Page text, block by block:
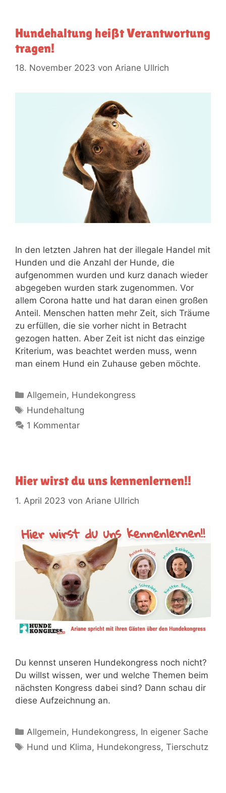
Hundehaltung heißt Verantwortung
tragen!
18. November 2023 von Ariane Ullrich
In den letzten Jahren hat der illegale Handel mit
Hunden und die Anzahl der Hunde, die
aufgenommen wurden und kurz danach wieder
abgegeben wurden stark zugenommen. Vor
allem Corona hatte und hat daran einen großen
Anteil. Menschen hatten mehr Zeit, sich Träume
zu erfüllen, die sie vorher nicht in Betracht
gezogen hatten. Aber Zeit ist nicht das einzige
Kriterium, was beachtet werden muss, wenn
man einem Hund ein Zuhause geben möchte.
Allgemein, Hundekongress
Hundehaltung
1 Kommentar
Hier wirst du uns kennenlernen!!​
1. April 2023 von Ariane Ullrich
Du kennst unseren Hundekongress noch nicht?
Du willst wissen, wer und welche Themen beim
nächsten Kongress dabei sind? Dann schau dir
diese Aufzeichnung an.
Allgemein, Hundekongress, In eigener Sache
Hund und Klima, Hundekongress,Tierschutz